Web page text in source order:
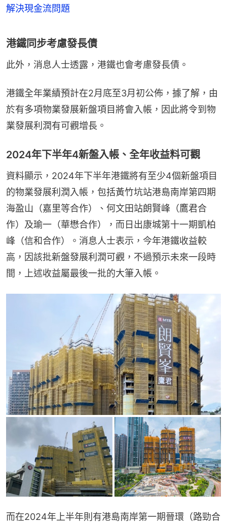
解決現金流問題
港鐵同步考慮發長債
此外，消息人士透露，港鐵也會考慮發長債。
港鐵全年業績預計在2月底至3月初公佈，據了解，由
於有多項物業發展新盤項目將會入帳，因此將令到物
業發展利潤有可觀增長。
2024年下半年4新盤入帳、全年收益料可觀
資料顯示，2024年下半年港鐵將有至少4個新盤項目
的物業發展利潤入帳，包括黃竹坑站港島南岸第四期
海盈山（嘉里等合作）、何文田站朗賢峰（鷹君合
作）及瑜一（華懋合作），而日出康城第十一期凱柏
峰（信和合作）。消息人士表示，今年港鐵收益較
高，因該批新盤發展利潤可觀，不過預示未來一段時
間，上述收益屬最後一批的大筆入帳。
而在2024年上半年則有港島南岸第一期晉環（路勁合